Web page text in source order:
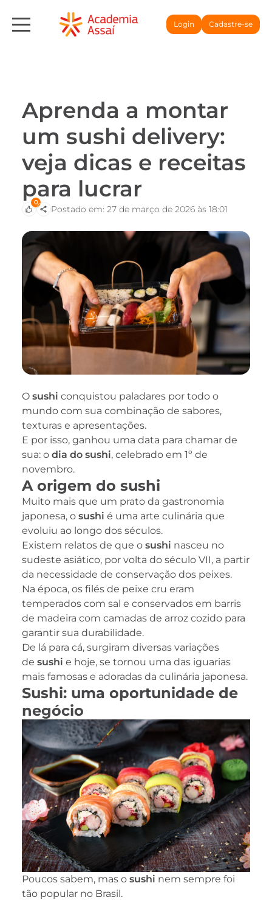
Login Cadastre-se
Aprenda a montar
um sushi delivery:
veja dicas e receitas
para lucrar
0
Postado em: 27 de março de 2026 às 18:01
O sushi conquistou paladares por todo o
mundo com sua combinação de sabores,
texturas e apresentações.
E por isso, ganhou uma data para chamar de
sua: o dia do sushi, celebrado em 1º de
novembro.
A origem do sushi
Muito mais que um prato da gastronomia
japonesa, o sushi é uma arte culinária que
evoluiu ao longo dos séculos.
Existem relatos de que o sushi nasceu no
sudeste asiático, por volta do século VII, a partir
da necessidade de conservação dos peixes.
Na época, os filés de peixe cru eram
temperados com sal e conservados em barris
de madeira com camadas de arroz cozido para
garantir sua durabilidade.
De lá para cá, surgiram diversas variações
de sushi e hoje, se tornou uma das iguarias
mais famosas e adoradas da culinária japonesa.
Sushi: uma oportunidade de
negócio
Poucos sabem, mas o sushi nem sempre foi
tão popular no Brasil.